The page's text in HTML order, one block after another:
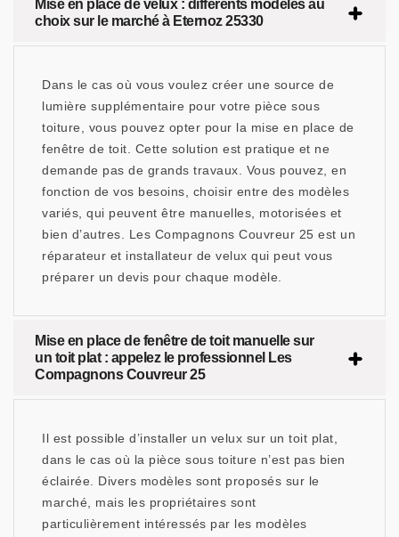
Mise en place de velux : différents modèles au
choix sur le marché à Eternoz 25330
Dans le cas où vous voulez créer une source de
lumière supplémentaire pour votre pièce sous
toiture, vous pouvez opter pour la mise en place de
fenêtre de toit. Cette solution est pratique et ne
demande pas de grands travaux. Vous pouvez, en
fonction de vos besoins, choisir entre des modèles
variés, qui peuvent être manuelles, motorisées et
bien d’autres. Les Compagnons Couvreur 25 est un
réparateur et installateur de velux qui peut vous
préparer un devis pour chaque modèle.
Mise en place de fenêtre de toit manuelle sur
un toit plat : appelez le professionnel Les
Compagnons Couvreur 25
Il est possible d’installer un velux sur un toit plat,
dans le cas où la pièce sous toiture n’est pas bien
éclairée. Divers modèles sont proposés sur le
marché, mais les propriétaires sont
particulièrement intéressés par les modèles